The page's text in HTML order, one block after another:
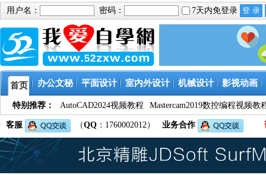
用户名： 密码： 7天内免登录
首页 办公文秘 平面设计 室内外设计 机械设计 影视动画
特别推荐： AutoCAD2024视频教程 Mastercam2019数控编程视频教
客服 （QQ ：1760002012） 业务合作